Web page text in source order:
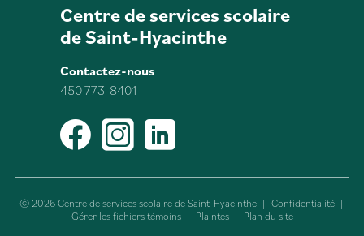
Centre de services scolaire
de Saint-Hyacinthe
Contactez-nous
450 773-8401
Facebook
Instagram
LinkedIn
© 2026 Centre de services scolaire de Saint-Hyacinthe | Confidentialité |
Gérer les fichiers témoins | Plaintes | Plan du site